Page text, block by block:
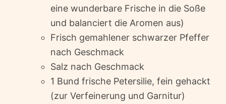
eine wunderbare Frische in die Soße
und balanciert die Aromen aus)
Frisch gemahlener schwarzer Pfeffer
nach Geschmack
Salz nach Geschmack
1 Bund frische Petersilie, fein gehackt
(zur Verfeinerung und Garnitur)